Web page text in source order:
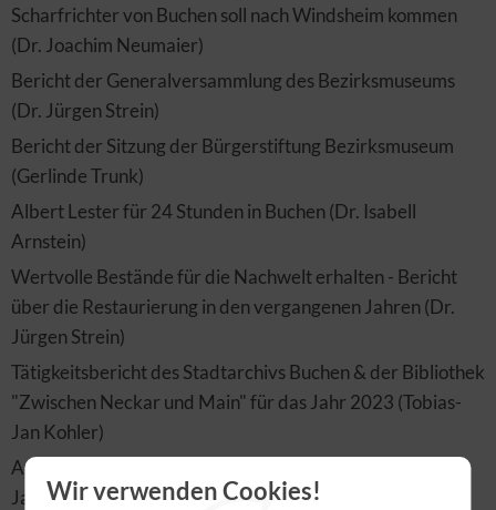
Wir verwenden Cookies!
Scharfrichter von Buchen soll nach Windsheim kommen
(Dr. Joachim Neumaier)
Bericht der Generalversammlung des Bezirksmuseums
(Dr. Jürgen Strein)
Bericht der Sitzung der Bürgerstiftung Bezirksmuseum
(Gerlinde Trunk)
Albert Lester für 24 Stunden in Buchen (Dr. Isabell
Arnstein)
Wertvolle Bestände für die Nachwelt erhalten - Bericht
über die Restaurierung in den vergangenen Jahren (Dr.
Jürgen Strein)
Tätigkeitsbericht des Stadtarchivs Buchen & der Bibliothek
"Zwischen Neckar und Main" für das Jahr 2023 (Tobias-
Jan Kohler)
Aus dem Kreisarchiv Neckar-Odenwald-Kreis -
Jahresberiht 2022/2023 (Alexander Rantasa)